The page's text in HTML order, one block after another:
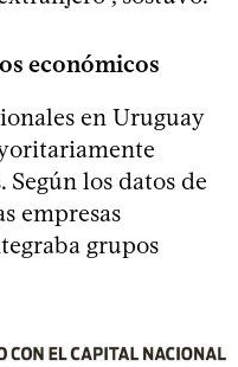
económicos
en Uruguay
los datos de
empresas
grupos